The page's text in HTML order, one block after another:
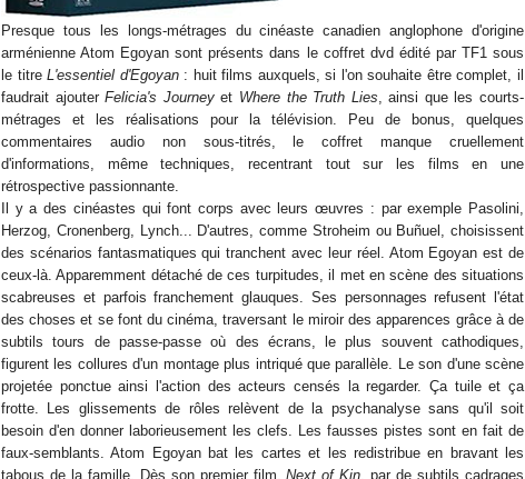
Presque tous les longs-métrages du cinéaste canadien anglophone d'origine
arménienne Atom Egoyan sont présents dans le coffret dvd édité par TF1 sous
le titreL'essentiel d'Egoyan: huit films auxquels, si l'on souhaite être complet, il
faudrait ajouterFelicia's Journeyet Where the Truth Lies , ainsi que les courts-
métrages et les réalisations pour la télévision. Peu de bonus, quelques
commentaires audio non sous-titrés, le coffret manque cruellement
d'informations, même techniques, recentrant tout sur les films en une
rétrospective passionnante.
Il y a des cinéastes qui font corps avec leurs œuvres : par exemple Pasolini,
Herzog, Cronenberg, Lynch... D'autres, comme Stroheim ou Buñuel, choisissent
des scénarios fantasmatiques qui tranchent avec leur réel. Atom Egoyan est de
ceux-là. Apparemment détaché de ces turpitudes, il met en scène des situations
scabreuses et parfois franchement glauques. Ses personnages refusent l'état
des choses et se font du cinéma, traversant le miroir des apparences grâce à de
subtils tours de passe-passe où des écrans, le plus souvent cathodiques,
figurent les collures d'un montage plus intriqué que parallèle. Le son d'une scène
projetée ponctue ainsi l'action des acteurs censés la regarder. Ça tuile et ça
frotte. Les glissements de rôles relèvent de la psychanalyse sans qu'il soit
besoin d'en donner laborieusement les clefs. Les fausses pistes sont en fait de
faux-semblants. Atom Egoyan bat les cartes et les redistribue en bravant les
tabous de la famille. Dès son premier film,Next of Kin , par de subtils cadrages